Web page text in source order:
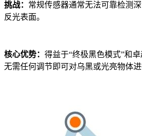
挑战： 常规传感器通常无法可靠检测
反光表面。
核心优势： 得益于“终极黑色模式”和
无需任何调节即可对乌黑或光亮物体进